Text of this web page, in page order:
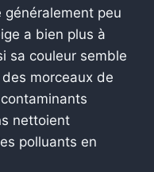
généralement peu
a bien plus à
sa couleur semble
morceaux de
nettoient
polluants en